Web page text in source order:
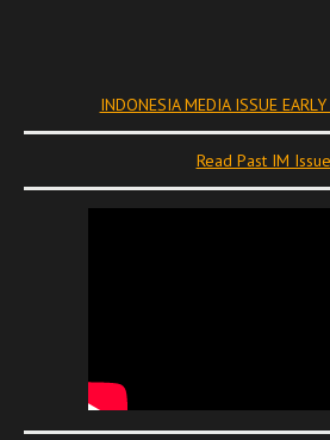
INDONESIA MEDIA ISSUE
Read Past IM